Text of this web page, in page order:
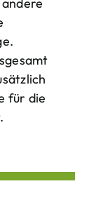
für die